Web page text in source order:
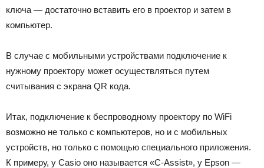
ключа — достаточно вставить его в проектор и затем в
компьютер.
В случае с мобильными устройствами подключение к
нужному проектору может осуществляться путем
считывания с экрана QR кода.
Итак, подключение к беспроводному проектору по WiFi
возможно не только с компьютеров, но и с мобильных
устройств, но только с помощью специального приложения.
К примеру, у Casio оно называется «C-Assist», у Epson —